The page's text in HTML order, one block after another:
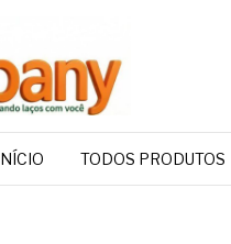
TODOS PRODUTOS